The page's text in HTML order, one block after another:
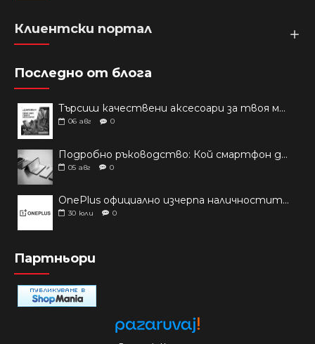
Клиентски портал
Последно от блога
Търсиш качествени аксесоари за твоя модел? Как правилно да защитим новия си смартфон: Ръководство за аксесоари през 2026 г.
06 авг 0
Подробно ръководство: Кой смартфон да купиш през 2026 г.?
05 авг 0
OnePlus официално изчерпа наличностите си от телефони на основни пазари
30 юли 0
Партньори